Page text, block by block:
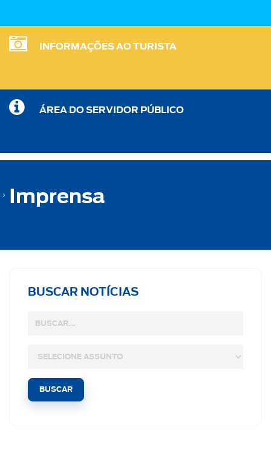
INFORMAÇÕES AO TURISTA
ÁREA DO SERVIDOR PÚBLICO
Imprensa
BUSCAR NOTÍCIAS